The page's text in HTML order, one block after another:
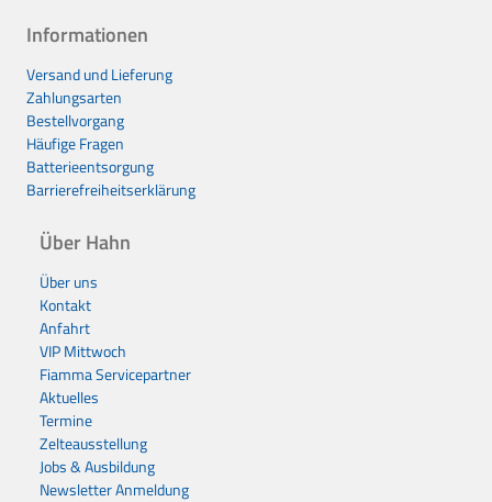
Informationen
Versand und Lieferung
Zahlungsarten
Bestellvorgang
Häufige Fragen
Batterieentsorgung
Barrierefreiheitserklärung
Über Hahn
Über uns
Kontakt
Anfahrt
VIP Mittwoch
Fiamma Servicepartner
Aktuelles
Termine
Zelteausstellung
Jobs & Ausbildung
Newsletter Anmeldung